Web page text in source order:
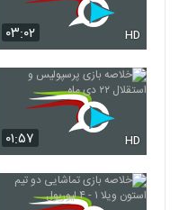
۰۳:۰۲ HD
۰۱:۵۷ HD